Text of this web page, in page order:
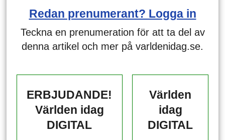
Redan prenumerant? Logga in
Teckna en prenumeration för att ta del av
denna artikel och mer på varldenidag.se.
ERBJUDANDE!
Världen idag
DIGITAL
Världen
idag
DIGITAL